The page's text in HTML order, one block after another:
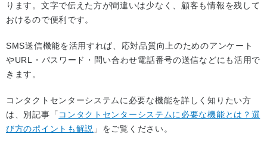
ります。文字で伝えた方が間違いは少なく、顧客も情報を残して
おけるので便利です。
SMS送信機能を活用すれば、応対品質向上のためのアンケート
やURL・パスワード・問い合わせ電話番号の送信などにも活用で
きます。
コンタクトセンターシステムに必要な機能を詳しく知りたい方
は、別記事「 コンタクトセンターシステムに必要な機能とは？選
び方のポイントも解説 」をご覧ください。